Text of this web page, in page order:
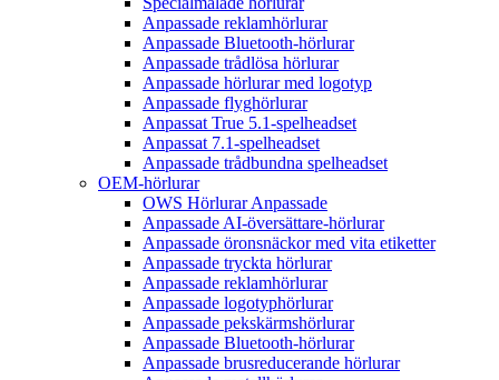
Anpassade reklamhörlurar
Anpassade Bluetooth-hörlurar
Anpassade trådlösa hörlurar
Anpassade hörlurar med logotyp
Anpassade flyghörlurar
Anpassat True 5.1-spelheadset
Anpassat 7.1-spelheadset
Anpassade trådbundna spelheadset
OEM-hörlurar
OWS Hörlurar Anpassade
Anpassade AI-översättare-hörlurar
Anpassade öronsnäckor med vita etiketter
Anpassade tryckta hörlurar
Anpassade reklamhörlurar
Anpassade logotyphörlurar
Anpassade pekskärmshörlurar
Anpassade Bluetooth-hörlurar
Anpassade brusreducerande hörlurar